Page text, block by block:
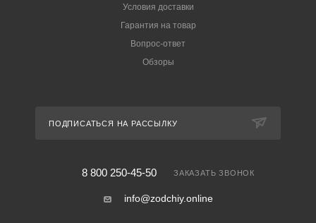
Условия доставки
Гарантия на товар
Вопрос-ответ
Обзоры
ПОДПИСАТЬСЯ НА РАССЫЛКУ
8 800 250-45-50 ЗАКАЗАТЬ ЗВОНОК
info@zodchiy.online